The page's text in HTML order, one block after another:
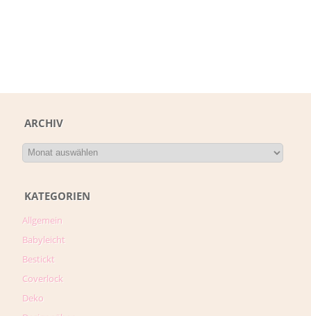
ARCHIV
KATEGORIEN
Allgemein
Babyleicht
Bestickt
Coverlock
Deko